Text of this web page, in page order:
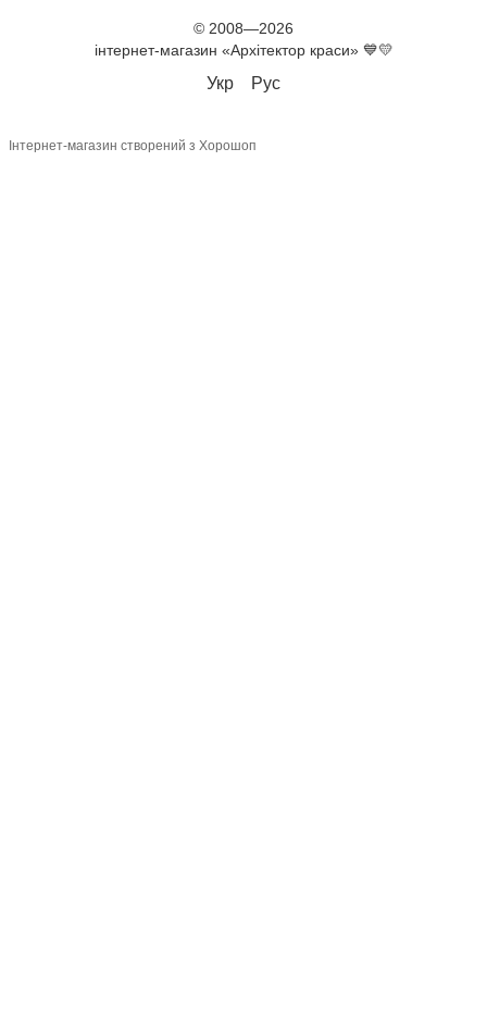
© 2008—2026
інтернет-магазин «Архітектор краси» 💙💛
Укр Рус
Інтернет-магазин створений з Хорошоп